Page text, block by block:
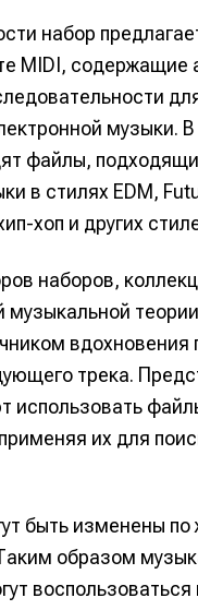
набор
MIDI, содержащие
музыки. В
файлы,
в стилях EDM,
хоп и других
наборов,
музыкальной
вдохновения
трека.
использовать
их для
быть изменены
образом
воспользоваться